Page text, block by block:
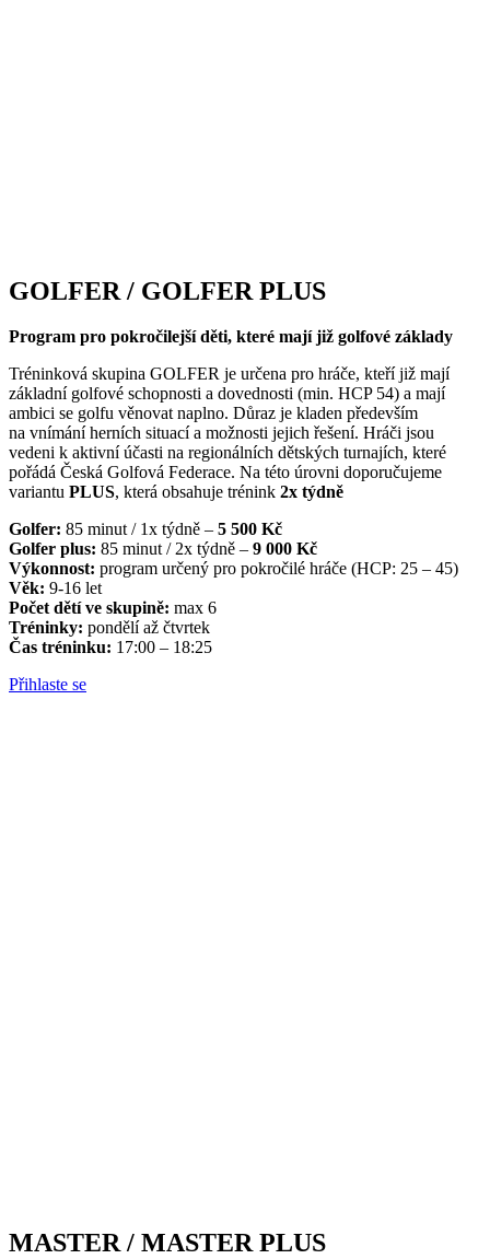
GOLFER / GOLFER PLUS
Program pro pokročilejší děti, které mají již golfové základy
Tréninková skupina GOLFER je určena pro hráče, kteří již mají
základní golfové schopnosti a dovednosti (min. HCP 54) a mají
ambici se golfu věnovat naplno. Důraz je kladen především
na vnímání herních situací a možnosti jejich řešení. Hráči jsou
vedeni k aktivní účasti na regionálních dětských turnajích, které
pořádá Česká Golfová Federace. Na této úrovni doporučujeme
variantu PLUS, která obsahuje trénink 2x týdně
Golfer: 85 minut / 1x týdně – 5 500 Kč
Golfer plus: 85 minut / 2x týdně – 9 000 Kč
Výkonnost: program určený pro pokročilé hráče (HCP: 25 – 45)
Věk: 9-16 let
Počet dětí ve skupině: max 6
Tréninky: pondělí až čtvrtek
Čas tréninku: 17:00 – 18:25
Přihlaste se
MASTER / MASTER PLUS